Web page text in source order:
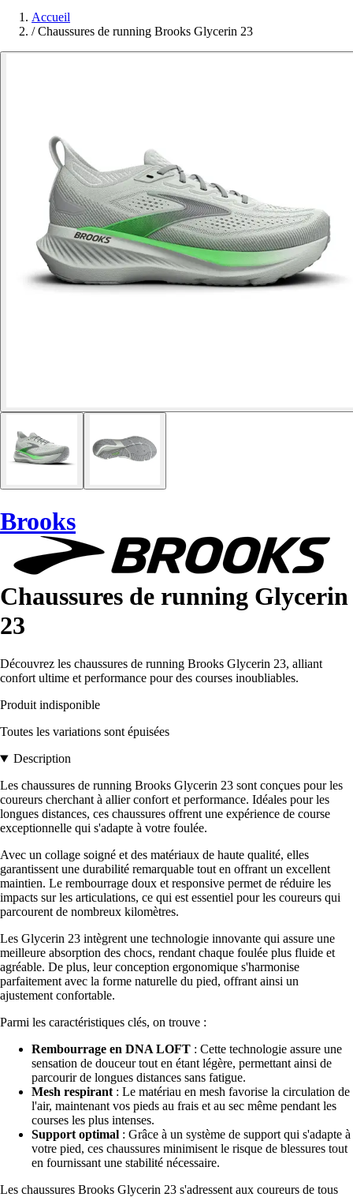
Accueil
/ Chaussures de running Brooks Glycerin 23
Brooks
Chaussures de running Glycerin
23
Découvrez les chaussures de running Brooks Glycerin 23, alliant
confort ultime et performance pour des courses inoubliables.
Produit indisponible
Toutes les variations sont épuisées
Description
Les chaussures de running Brooks Glycerin 23 sont conçues pour les
coureurs cherchant à allier confort et performance. Idéales pour les
longues distances, ces chaussures offrent une expérience de course
exceptionnelle qui s'adapte à votre foulée.
Avec un collage soigné et des matériaux de haute qualité, elles
garantissent une durabilité remarquable tout en offrant un excellent
maintien. Le rembourrage doux et responsive permet de réduire les
impacts sur les articulations, ce qui est essentiel pour les coureurs qui
parcourent de nombreux kilomètres.
Les Glycerin 23 intègrent une technologie innovante qui assure une
meilleure absorption des chocs, rendant chaque foulée plus fluide et
agréable. De plus, leur conception ergonomique s'harmonise
parfaitement avec la forme naturelle du pied, offrant ainsi un
ajustement confortable.
Parmi les caractéristiques clés, on trouve :
Rembourrage en DNA LOFT : Cette technologie assure une
sensation de douceur tout en étant légère, permettant ainsi de
parcourir de longues distances sans fatigue.
Mesh respirant : Le matériau en mesh favorise la circulation de
l'air, maintenant vos pieds au frais et au sec même pendant les
courses les plus intenses.
Support optimal : Grâce à un système de support qui s'adapte à
votre pied, ces chaussures minimisent le risque de blessures tout
en fournissant une stabilité nécessaire.
Les chaussures Brooks Glycerin 23 s'adressent aux coureurs de tous